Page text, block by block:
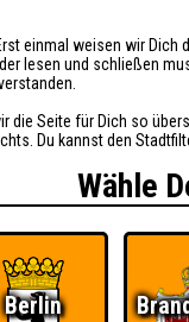
einmal weisen wir
lesen und schließen
die Seite für Dich so
Du kannst den
Wähle
Berlin